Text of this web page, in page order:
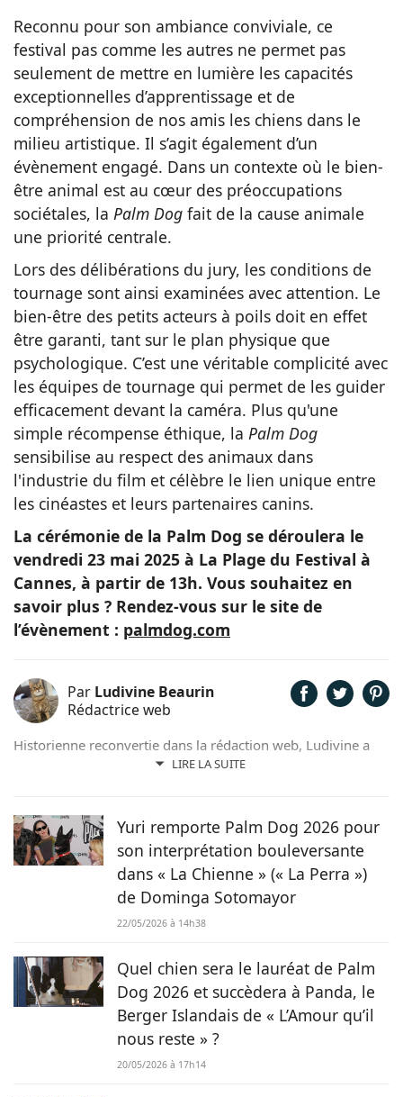
Reconnu pour son ambiance conviviale, ce
festival pas comme les autres ne permet pas
seulement de mettre en lumière les capacités
exceptionnelles d’apprentissage et de
compréhension de nos amis les chiens dans le
milieu artistique. Il s’agit également d’un
évènement engagé. Dans un contexte où le bien-
être animal est au cœur des préoccupations
sociétales, la Palm Dog fait de la cause animale
une priorité centrale.
Lors des délibérations du jury, les conditions de
tournage sont ainsi examinées avec attention. Le
bien-être des petits acteurs à poils doit en effet
être garanti, tant sur le plan physique que
psychologique. C’est une véritable complicité avec
les équipes de tournage qui permet de les guider
efficacement devant la caméra. Plus qu'une
simple récompense éthique, la Palm Dog
sensibilise au respect des animaux dans
l'industrie du film et célèbre le lien unique entre
les cinéastes et leurs partenaires canins.
La cérémonie de la Palm Dog se déroulera le
vendredi 23 mai 2025 à La Plage du Festival à
Cannes, à partir de 13h. Vous souhaitez en
savoir plus ? Rendez-vous sur le site de
l’évènement : palmdog.com
Par Ludivine Beaurin
Rédactrice web
LIRE LA SUITE
Historienne reconvertie dans la rédaction web, Ludivine a
toujours adoré l’écriture et les animaux. Maîtresse de 6
Yuri remporte Palm Dog 2026 pour
son interprétation bouleversante
dans « La Chienne » (« La Perra »)
de Dominga Sotomayor
22/05/2026 à 14h38
Quel chien sera le lauréat de Palm
Dog 2026 et succèdera à Panda, le
Berger Islandais de « L’Amour qu’il
nous reste » ?
20/05/2026 à 17h14